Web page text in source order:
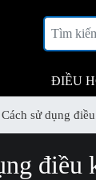
ĐIỀU
Cách sử dụng